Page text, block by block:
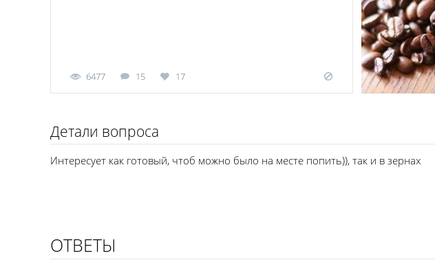
6477 15 17
Детали вопроса
Интересует как готовый, чтоб можно было на месте попить)), так и в зернах
ОТВЕТЫ